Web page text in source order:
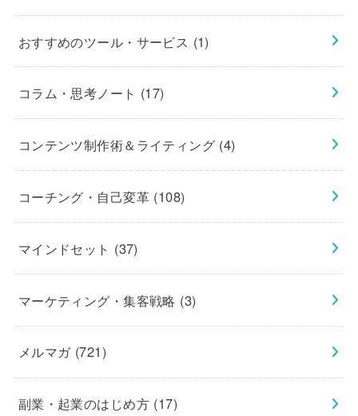
おすすめのツール・サービス (1)
コラム・思考ノート (17)
コンテンツ制作術＆ライティング (4)
コーチング・自己変革 (108)
マインドセット (37)
マーケティング・集客戦略 (3)
メルマガ (721)
副業・起業のはじめ方 (17)